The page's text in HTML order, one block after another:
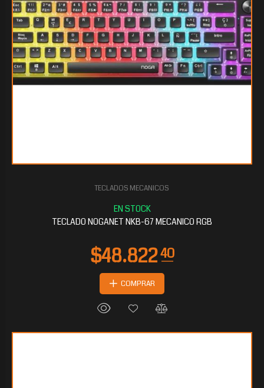
TECLADOS MECANICOS
TECLADO NOGANET NKB-67 MECANICO RGB
COMPRAR